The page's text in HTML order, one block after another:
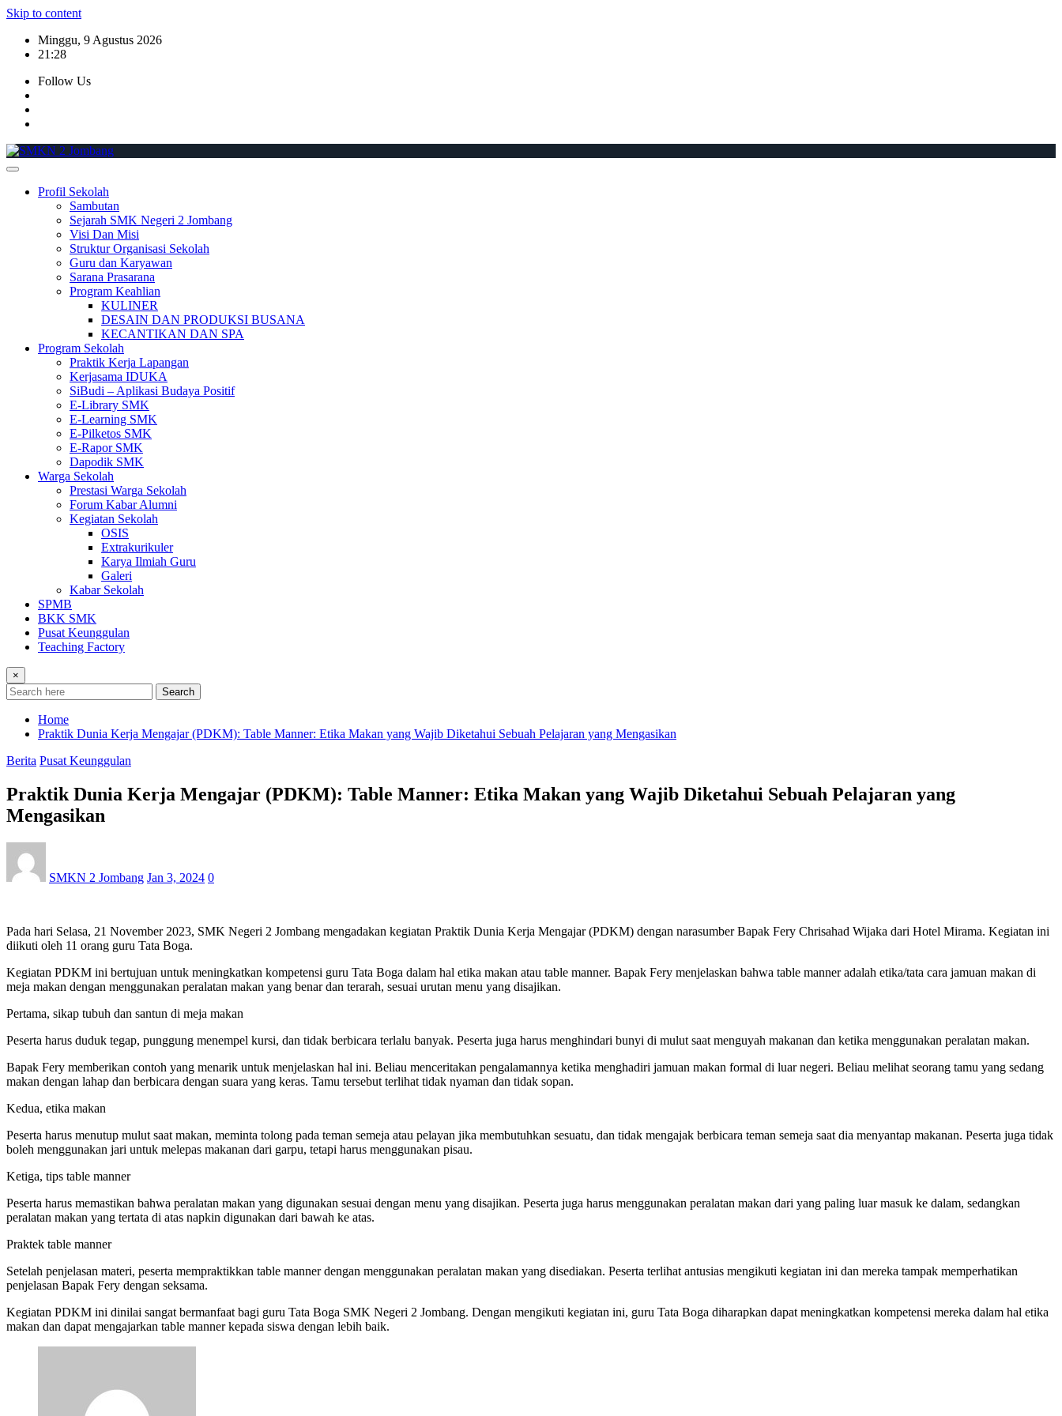
Skip to content
Minggu, 9 Agustus 2026
21:28
Follow Us
Profil Sekolah
Sambutan
Sejarah SMK Negeri 2 Jombang
Visi Dan Misi
Struktur Organisasi Sekolah
Guru dan Karyawan
Sarana Prasarana
Program Keahlian
KULINER
DESAIN DAN PRODUKSI BUSANA
KECANTIKAN DAN SPA
Program Sekolah
Praktik Kerja Lapangan
Kerjasama IDUKA
SiBudi – Aplikasi Budaya Positif
E-Library SMK
E-Learning SMK
E-Pilketos SMK
E-Rapor SMK
Dapodik SMK
Warga Sekolah
Prestasi Warga Sekolah
Forum Kabar Alumni
Kegiatan Sekolah
OSIS
Extrakurikuler
Karya Ilmiah Guru
Galeri
Kabar Sekolah
SPMB
BKK SMK
Pusat Keunggulan
Teaching Factory
×
Search
Home
Praktik Dunia Kerja Mengajar (PDKM): Table Manner: Etika Makan yang Wajib Diketahui Sebuah Pelajaran yang Mengasikan
Berita Pusat Keunggulan
Praktik Dunia Kerja Mengajar (PDKM): Table Manner: Etika Makan yang Wajib Diketahui Sebuah Pelajaran yang
Mengasikan
SMKN 2 Jombang Jan 3, 2024 0
Pada hari Selasa, 21 November 2023, SMK Negeri 2 Jombang mengadakan kegiatan Praktik Dunia Kerja Mengajar (PDKM) dengan narasumber Bapak Fery Chrisahad Wijaka dari Hotel Mirama. Kegiatan ini
diikuti oleh 11 orang guru Tata Boga.
Kegiatan PDKM ini bertujuan untuk meningkatkan kompetensi guru Tata Boga dalam hal etika makan atau table manner. Bapak Fery menjelaskan bahwa table manner adalah etika/tata cara jamuan makan di
meja makan dengan menggunakan peralatan makan yang benar dan terarah, sesuai urutan menu yang disajikan.
Pertama, sikap tubuh dan santun di meja makan
Peserta harus duduk tegap, punggung menempel kursi, dan tidak berbicara terlalu banyak. Peserta juga harus menghindari bunyi di mulut saat menguyah makanan dan ketika menggunakan peralatan makan.
Bapak Fery memberikan contoh yang menarik untuk menjelaskan hal ini. Beliau menceritakan pengalamannya ketika menghadiri jamuan makan formal di luar negeri. Beliau melihat seorang tamu yang sedang
makan dengan lahap dan berbicara dengan suara yang keras. Tamu tersebut terlihat tidak nyaman dan tidak sopan.
Kedua, etika makan
Peserta harus menutup mulut saat makan, meminta tolong pada teman semeja atau pelayan jika membutuhkan sesuatu, dan tidak mengajak berbicara teman semeja saat dia menyantap makanan. Peserta juga tidak
boleh menggunakan jari untuk melepas makanan dari garpu, tetapi harus menggunakan pisau.
Ketiga, tips table manner
Peserta harus memastikan bahwa peralatan makan yang digunakan sesuai dengan menu yang disajikan. Peserta juga harus menggunakan peralatan makan dari yang paling luar masuk ke dalam, sedangkan
peralatan makan yang tertata di atas napkin digunakan dari bawah ke atas.
Praktek table manner
Setelah penjelasan materi, peserta mempraktikkan table manner dengan menggunakan peralatan makan yang disediakan. Peserta terlihat antusias mengikuti kegiatan ini dan mereka tampak memperhatikan
penjelasan Bapak Fery dengan seksama.
Kegiatan PDKM ini dinilai sangat bermanfaat bagi guru Tata Boga SMK Negeri 2 Jombang. Dengan mengikuti kegiatan ini, guru Tata Boga diharapkan dapat meningkatkan kompetensi mereka dalam hal etika
makan dan dapat mengajarkan table manner kepada siswa dengan lebih baik.